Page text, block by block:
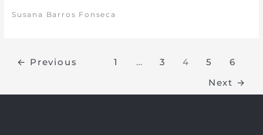
Susana Barros Fonseca
← Previous 1 … 3 4 5
6
Next →